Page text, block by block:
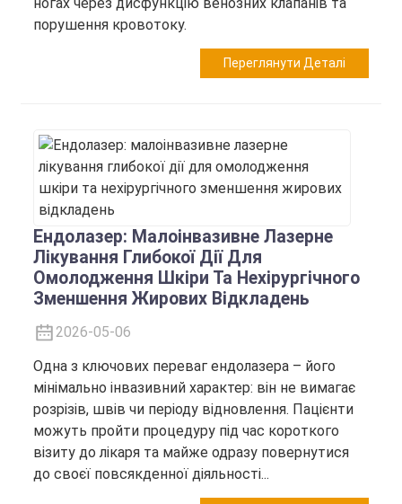
порушення кровотоку.
Переглянути Деталі
Ендолазер: Малоінвазивне Лазерне
Лікування Глибокої Дії Для
Омолодження Шкіри Та Нехірургічного
Зменшення Жирових Відкладень
2026-05-06
Одна з ключових переваг ендолазера – його
мінімально інвазивний характер: він не вимагає
розрізів, швів чи періоду відновлення. Пацієнти
можуть пройти процедуру під час короткого
візиту до лікаря та майже одразу повернутися
до своєї повсякденної діяльності...